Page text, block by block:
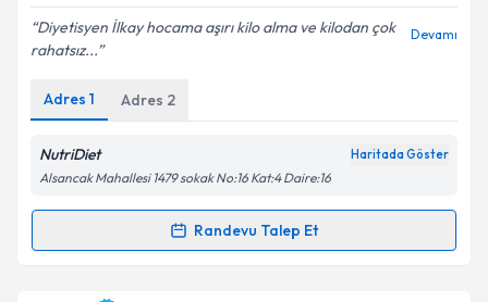
Kişisel verilerimin işlenmesine ilişkin
Metni'ni okudum ve kişisel verilerimin belirtilen
kapsamda işlenmesini kabul ediyorum.
Takvim Talebini Gönder
Diyetisyen İlkay hocama aşırı kilo alma ve kilodan çok
rahatsız...
Devamı
Adres 1 Adres 2
NutriDiet Haritada Göster
Alsancak Mahallesi 1479 sokak No:16 Kat:4 Daire:16
Randevu Talep Et
Randevu Takvimi Talebi